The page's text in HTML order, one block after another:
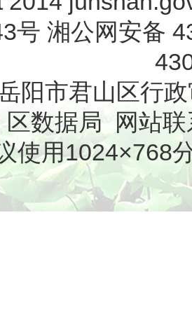
号 湘公网安备
阳市君山区行
区数据局 网站
使用1024×768